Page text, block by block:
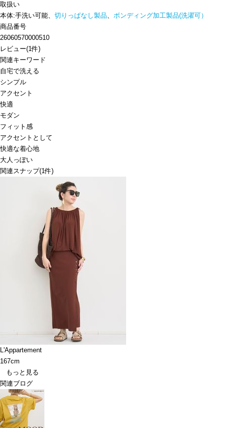
取扱い
本体:手洗い可能、 切りっぱなし製品、 ボンディング加工製品(洗濯可）
商品番号
26060570000510
レビュー(1件)
関連キーワード
自宅で洗える
シンプル
アクセント
快適
モダン
フィット感
アクセントとして
快適な着心地
大人っぽい
関連スナップ(1件)
L'Appartement
167cm
もっと見る
関連ブログ